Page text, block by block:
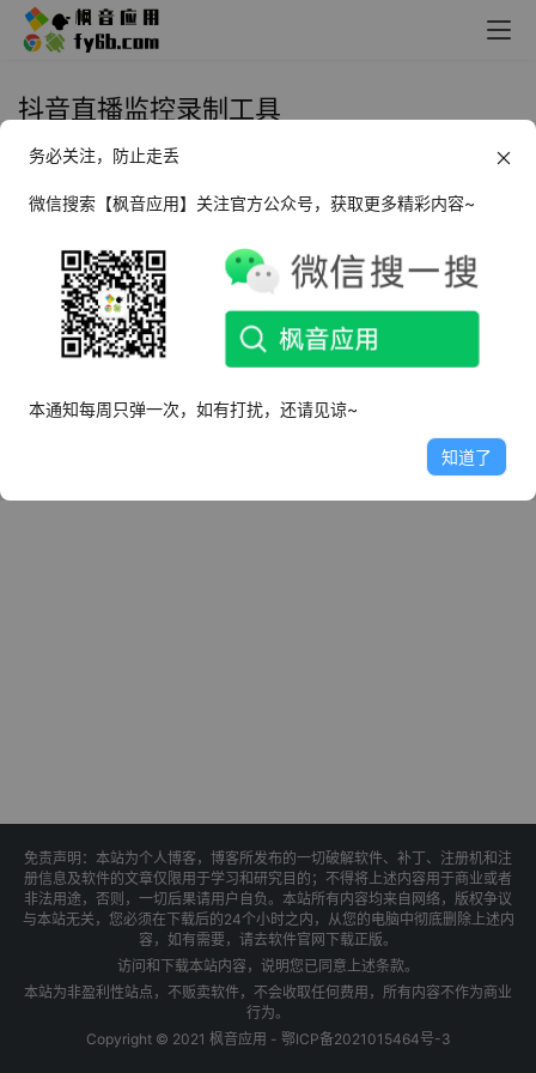
抖音直播监控录制工具
_v1.2.rar
2025年5月20日
Windows 抖音直播监控录制工具
_v1.1 绿色便携版
免责声明：本站为个人博客，博客所发布的一切破解软件、补丁、注册机和注
册信息及软件的文章仅限用于学习和研究目的；不得将上述内容用于商业或者
非法用途，否则，一切后果请用户自负。本站所有内容均来自网络，版权争议
与本站无关，您必须在下载后的24个小时之内，从您的电脑中彻底删除上述内
容，如有需要，请去软件官网下载正版。
访问和下载本站内容，说明您已同意上述条款。
本站为非盈利性站点，不贩卖软件，不会收取任何费用，所有内容不作为商业
行为。
Copyright © 2021 枫音应用 - 鄂ICP备2021015464号-3
务必关注，防止走丢
微信搜索【枫音应用】关注官方公众号，获取更多精彩内容~
本通知每周只弹一次，如有打扰，还请见谅~
知道了